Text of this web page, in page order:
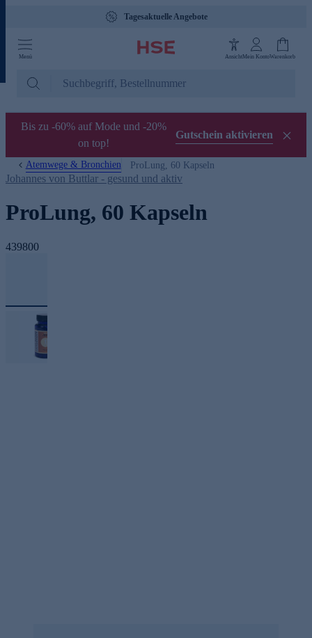
Tagesaktuelle Angebote
Menü AnsichtMein KontoWarenkorb
Bis zu -60% auf Mode und -20%
on top!
Gutschein aktivieren
Atemwege & Bronchien ProLung, 60 Kapseln
Johannes von Buttlar - gesund und aktiv
ProLung, 60 Kapseln
439800